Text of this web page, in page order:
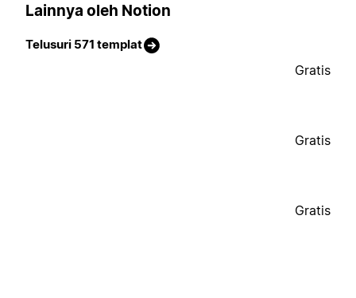
Lainnya oleh Notion
Telusuri 571 templat
Gratis
Gratis
Gratis